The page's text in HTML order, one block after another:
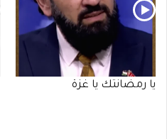
يا رمضانتك يا غزة